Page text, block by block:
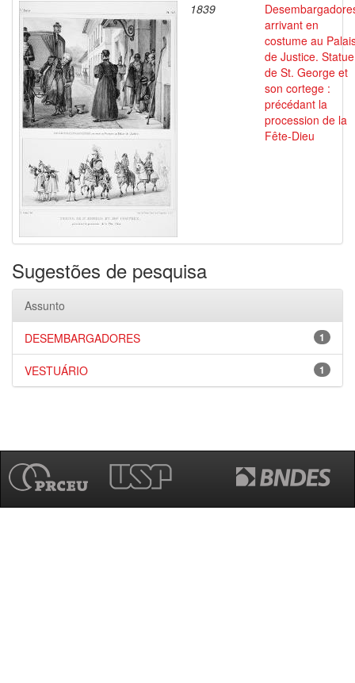
1839
arrivant en
costume au
de Justice. Statue
de St. George et
son cortege :
précédant la
procession de la
Fête-Dieu
Sugestões de pesquisa
Assunto
1
DESEMBARGADORES
1
VESTUÁRIO